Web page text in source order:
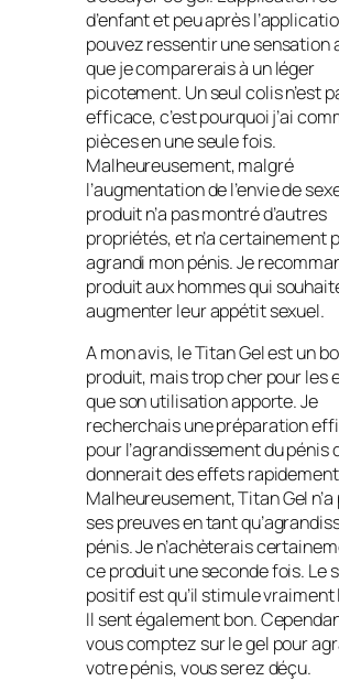
d’enfant et peu après
pouvez ressentir une sensation
que je comparerais à un léger
picotement. Un seul colis n’est
efficace, c’est pourquoi j’ai
pièces en une seule fois.
Malheureusement, malgré
l’augmentation de l’envie de
produit n’a pas montré d’autres
propriétés, et n’a certainement
agrandi mon pénis. Je
produit aux hommes qui
augmenter leur appétit sexuel.
A mon avis, le Titan Gel est un
produit, mais trop cher pour les
que son utilisation apporte. Je
recherchais une préparation
pour l’agrandissement du pénis
donnerait des effets
Malheureusement, Titan Gel
ses preuves en tant
pénis. Je n’achèterais
ce produit une seconde fois. Le
positif est qu’il stimule vraiment
Il sent également bon.
vous comptez sur le gel pour
votre pénis, vous serez déçu.